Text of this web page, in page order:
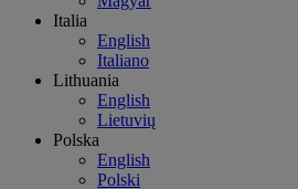
Italia
English
Italiano
Lithuania
English
Lietuvių
Polska
English
Polski